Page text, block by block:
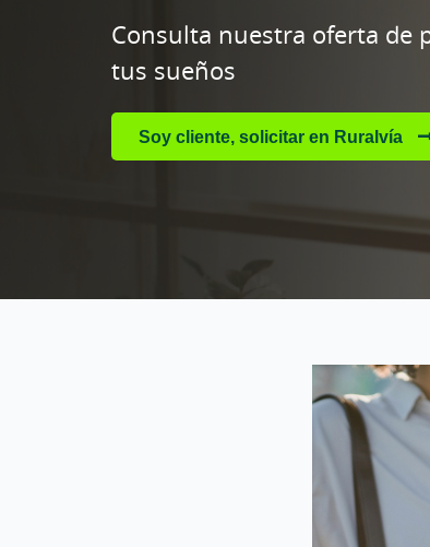
Consulta nuestra oferta de
tus sueños
Soy cliente, solicitar en Ruralvía